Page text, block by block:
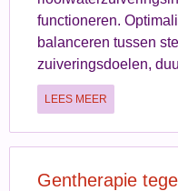
functioneren.
balanceren tussen
zuiveringsdoelen,
LEES MEER
Gentherapie